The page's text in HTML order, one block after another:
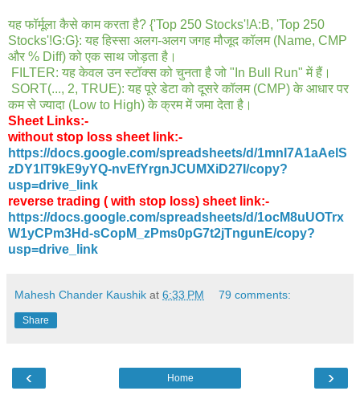
यह फॉर्मूला कैसे काम करता है? {'Top 250 Stocks'!A:B, 'Top 250
Stocks'!G:G}: यह हिस्सा अलग-अलग जगह मौजूद कॉलम (Name, CMP
और % Diff) को एक साथ जोड़ता है।
FILTER: यह केवल उन स्टॉक्स को चुनता है जो "In Bull Run" में हैं।
SORT(..., 2, TRUE): यह पूरे डेटा को दूसरे कॉलम (CMP) के आधार पर
कम से ज्यादा (Low to High) के क्रम में जमा देता है।
Sheet Links:-
without stop loss sheet link:-
https://docs.google.com/spreadsheets/d/1mnI7A1aAelS
zDY1lT9kE9yYQ-nvEfYrgnJCUMXiD27I/copy?
usp=drive_link
reverse trading ( with stop loss) sheet link:-
https://docs.google.com/spreadsheets/d/1ocM8uUOTrx
W1yCPm3Hd-sCopM_zPms0pG7t2jTngunE/copy?
usp=drive_link
Mahesh Chander Kaushik at 6:33 PM 79 comments:
Share
‹ ›
Home